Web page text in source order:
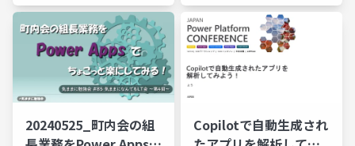
20240525_町内会の組
Copilotで自動生成され